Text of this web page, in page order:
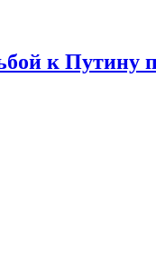
к Путину